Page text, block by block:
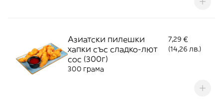
Азиатски пилешки
хапки със сладко-лют
сос (300г)
7,29 €
(14,26 лв.)
300 грама